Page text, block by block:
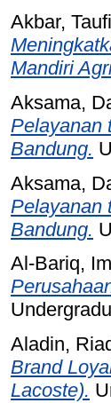
Akbar,
Mandiri
Aksama,
Pelayanan
Bandung.
Aksama,
Pelayanan
Bandung.
Al-Bariq,
Aladin,
Brand
Lacoste).